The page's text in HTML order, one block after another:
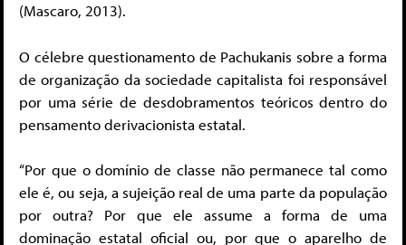
(Mascaro, 2013).
O célebre questionamento de Pachukanis sobre a forma
de organização da sociedade capitalista foi responsável
por uma série de desdobramentos teóricos dentro do
pensamento derivacionista estatal.
“Por que o domínio de classe não permanece tal como
ele é, ou seja, a sujeição real de uma parte da população
por outra? Por que ele assume a forma de uma
dominação estatal oficial ou, por que o aparelho de